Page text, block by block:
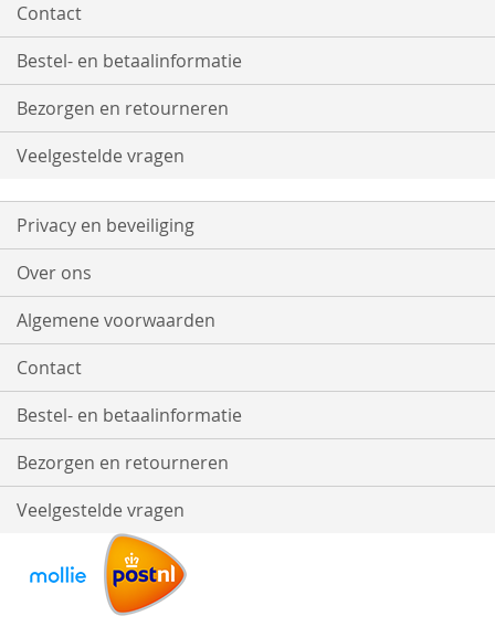
Contact
Bestel- en betaalinformatie
Bezorgen en retourneren
Veelgestelde vragen
Privacy en beveiliging
Over ons
Algemene voorwaarden
Contact
Bestel- en betaalinformatie
Bezorgen en retourneren
Veelgestelde vragen